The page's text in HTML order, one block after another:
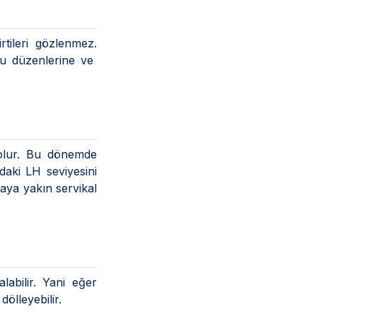
gözlenmez.
düzenlerine ve
Bu dönemde
LH seviyesini
yakın servikal
Yani eğer